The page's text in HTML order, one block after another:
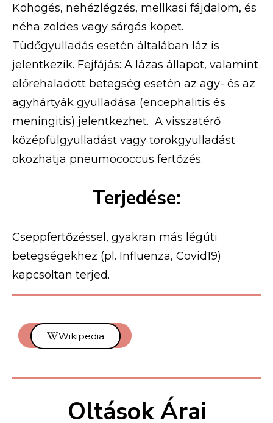
Köhögés, nehézlégzés, mellkasi fájdalom, és
néha zöldes vagy sárgás köpet.
Tüdőgyulladás esetén általában láz is
jelentkezik. Fejfájás: A lázas állapot, valamint
előrehaladott betegség esetén az agy- és az
agyhártyák gyulladása (encephalitis és
meningitis) jelentkezhet. A visszatérő
középfülgyulladást vagy torokgyulladást
okozhatja pneumococcus fertőzés.
Terjedése:
Cseppfertőzéssel, gyakran más légúti
betegségekhez (pl. Influenza, Covid19)
kapcsoltan terjed.
Vissza a főoldalra
Wikipedia
Oltások Árai